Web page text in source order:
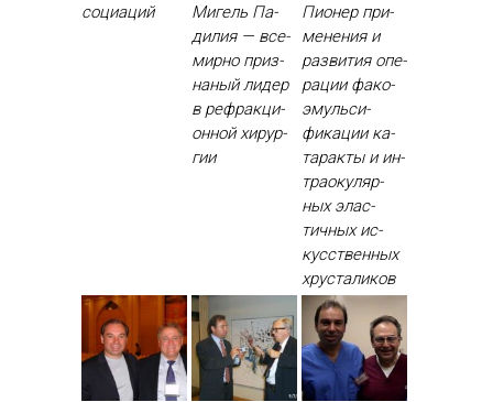
со­ци­аций
Ми­гель Па­
дилия — все­
мир­но приз­
на­ный ли­дер
в реф­ракци­
он­ной хи­рур­
гии
Пи­онер при­
мене­ния и
раз­ви­тия опе­
рации фа­ко­
эмуль­си­
фика­ции ка­
тарак­ты и ин­
тра­оку­ляр­
ных элас­
тичных ис­
кусс­твен­ных
хрус­та­ликов